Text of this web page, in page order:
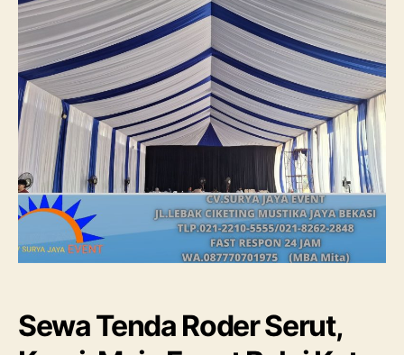
Serut,
Kursi,
Meja
Event
Balai
Kota
Bogor
Sewa Tenda Roder Serut,